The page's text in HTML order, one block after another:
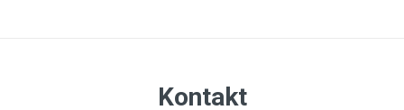
Kontakt